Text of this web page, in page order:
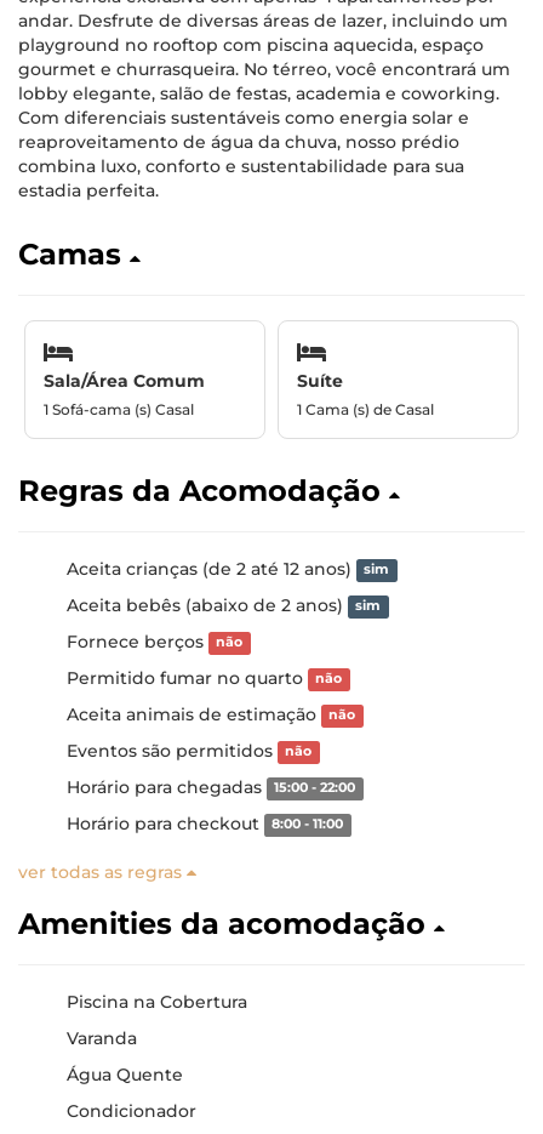
andar. Desfrute de diversas áreas de lazer, incluindo um
playground no rooftop com piscina aquecida, espaço
gourmet e churrasqueira. No térreo, você encontrará um
lobby elegante, salão de festas, academia e coworking.
Com diferenciais sustentáveis como energia solar e
reaproveitamento de água da chuva, nosso prédio
combina luxo, conforto e sustentabilidade para sua
estadia perfeita.
Camas
Sala/Área Comum
1 Sofá-cama (s) Casal
Suíte
1 Cama (s) de Casal
Regras da Acomodação
Aceita crianças (de 2 até 12 anos) sim
Aceita bebês (abaixo de 2 anos) sim
Fornece berços não
Permitido fumar no quarto não
Aceita animais de estimação não
Eventos são permitidos não
Horário para chegadas 15:00 - 22:00
Horário para checkout 8:00 - 11:00
ver todas as regras
Amenities da acomodação
Piscina na Cobertura
Varanda
Água Quente
Condicionador